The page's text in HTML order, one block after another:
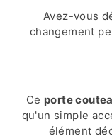
Avez-vous
changement
Ce porte
qu'un simple
élément